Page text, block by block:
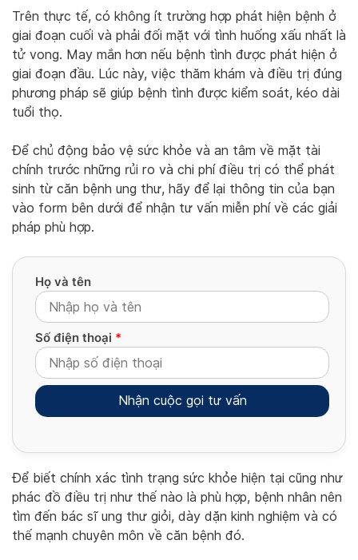
Trên thực tế, có không ít trường hợp phát hiện bệnh ở
giai đoạn cuối và phải đối mặt với tình huống xấu nhất là
tử vong. May mắn hơn nếu bệnh tình được phát hiện ở
giai đoạn đầu. Lúc này, việc thăm khám và điều trị đúng
phương pháp sẽ giúp bệnh tình được kiểm soát, kéo dài
tuổi thọ.
Để chủ động bảo vệ sức khỏe và an tâm về mặt tài
chính trước những rủi ro và chi phí điều trị có thể phát
sinh từ căn bệnh ung thư, hãy để lại thông tin của bạn
vào form bên dưới để nhận tư vấn miễn phí về các giải
pháp phù hợp.
Họ và tên
Số điện thoại *
Alternative:
Để biết chính xác tình trạng sức khỏe hiện tại cũng như
phác đồ điều trị như thế nào là phù hợp, bệnh nhân nên
tìm đến bác sĩ ung thư giỏi, dày dặn kinh nghiệm và có
thế mạnh chuyên môn về căn bệnh đó.